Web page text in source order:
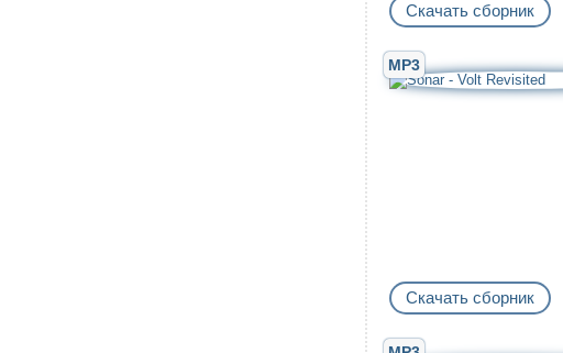
Скачать сборник
MP3
Скачать сборник